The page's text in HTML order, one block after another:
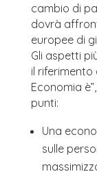
cambio di
dovrà
europee di
Gli aspetti
il
Economia
punti:
Una
sulle